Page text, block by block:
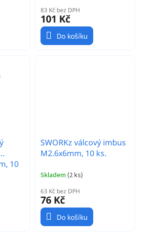
83 Kč bez DPH
101 Kč
Do košíku
10
SWORKz válcový imbus
M2.6x6mm, 10 ks.
Skladem (2 ks)
63 Kč bez DPH
76 Kč
Do košíku